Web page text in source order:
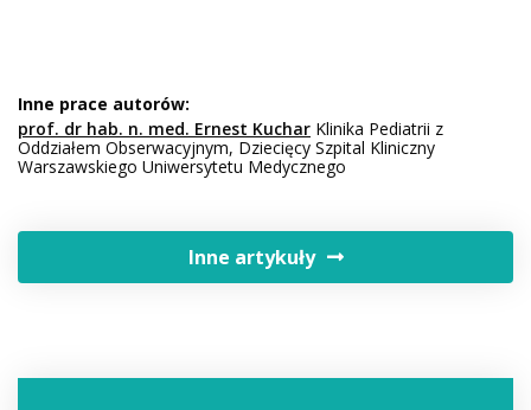
Inne prace autorów:
prof. dr hab. n. med. Ernest Kuchar Klinika Pediatrii z
Oddziałem Obserwacyjnym, Dziecięcy Szpital Kliniczny
Warszawskiego Uniwersytetu Medycznego
Inne artykuły